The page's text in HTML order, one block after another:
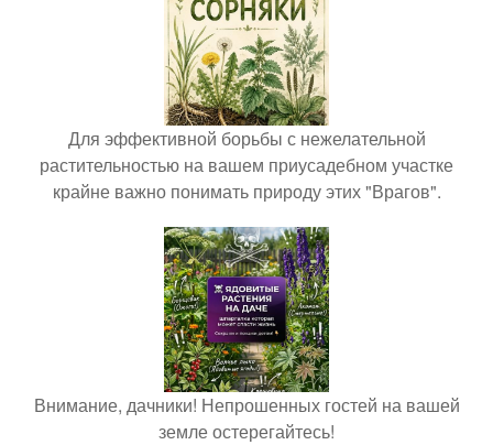
Для эффективной борьбы с нежелательной
растительностью на вашем приусадебном участке
крайне важно понимать природу этих "Врагов".
Внимание, дачники! Непрошенных гостей на вашей
земле остерегайтесь!